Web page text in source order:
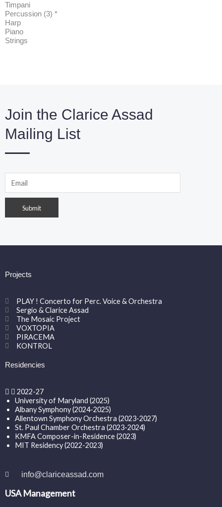
Timpani
Percussion (3) *
Harp
Piano
Strings
Join the Clarice Assad
Mailing List
Projects
PLAY ! Concerto for Perc. Voice & Orchestra
Sergio & Clarice Assad
The Mosaic Project
VOXTOPIA
PIRACEMA
KONTROL
Residencies
2022-27
University of Maryland (2025)
Albany Symphony (2024-2025)
Allentown Symphony Orchestra (2023-2027)
St. Paul Chamber Orchestra (2023-2024)
KMFA Composer-in-Residence (2023)
MIT Residency (2022-2023)
info@clariceassad.com
USA Management